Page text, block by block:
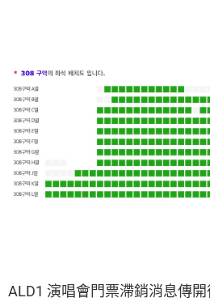
ALD1 演唱會門票滯銷消息傳